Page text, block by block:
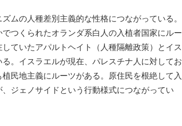
ムの人種差別主義的な性格につながっている。
つくられたオランダ系白人の入植者国家にルー
ていたアパルトヘイト（人種隔離政策）とイス
。イスラエルが現在、パレスチナ人に対してお
民地主義にルーツがある。原住民を根絶して入
ジェノサイドという行動様式につながってい